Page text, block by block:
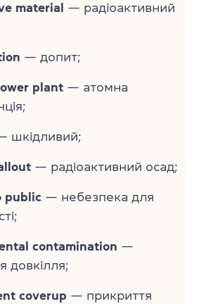
material
— радіоактивний
— допит;
plant — атомна
шкідливий;
— радіоактивний осад;
public — небезпека для
contamination —
довкілля;
coverup — прикриття